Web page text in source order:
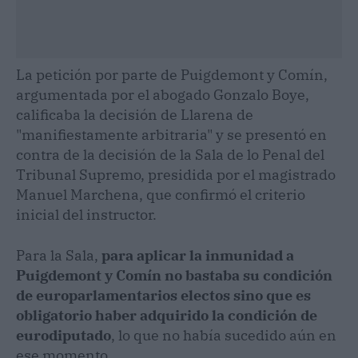
La petición por parte de Puigdemont y Comín,
argumentada por el abogado Gonzalo Boye,
calificaba la decisión de Llarena de
"manifiestamente arbitraria" y se presentó en
contra de la decisión de la Sala de lo Penal del
Tribunal Supremo, presidida por el magistrado
Manuel Marchena, que confirmó el criterio
inicial del instructor.
Para la Sala, para aplicar la inmunidad a
Puigdemont y Comín no bastaba su condición
de europarlamentarios electos sino que es
obligatorio haber adquirido la condición de
eurodiputado, lo que no había sucedido aún en